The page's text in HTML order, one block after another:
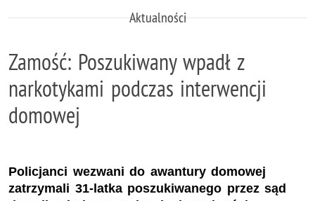
Aktualności
Zamość: Poszukiwany wpadł z
narkotykami podczas interwencji
domowej
Policjanci wezwani do awantury domowej
zatrzymali 31-latka poszukiwanego przez sąd